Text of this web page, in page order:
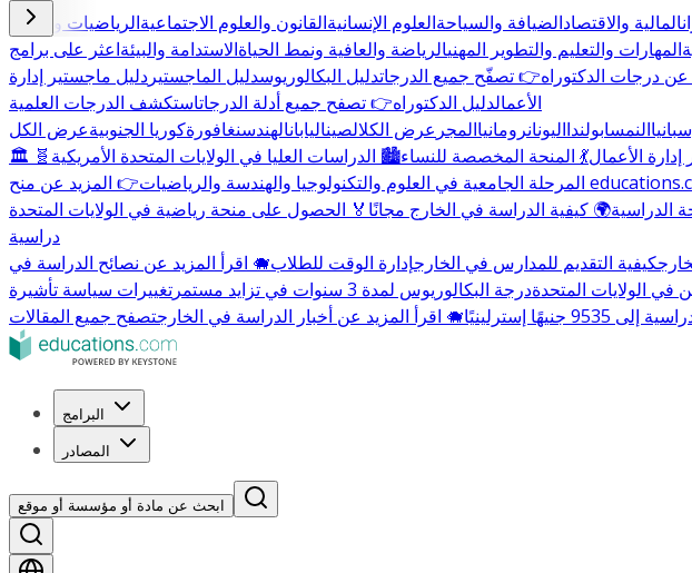
المالية والاقتصادالضيافة والسياحةالعلوم الإنسانيةالقانون والعلوم الاجتماعيةالرياضيات والعلوم
المهارات والتعليم والتطوير المهنيالرياضة والعافية ونمط الحياةالاستدامة والبيئةاعثر على برامج
عن درجات الدكتوراه👉 تصفّح جميع الدرجاتدليل البكالوريوسدليل الماجستير دليل ماجستير إدارة
الأعمالدليل الدكتوراه👉 تصفح جميع أدلة الدرجاتاستكشف الدرجات العلمية
النمسابولندااليونانرومانياالمجر عرض الكلالصيناليابانالهندسنغافورةكوريا الجنوبيةعرض الكل
الأعمال💃 المنحة المخصصة للنساء🏙️ الدراسات العليا في الولايات المتحدة الأمريكية 🧬
المرحلة الجامعية في العلوم والتكنولوجيا والهندسة والرياضيات
الدراسية🌍 كيفية الدراسة في الخارج مجانًا 🏅 الحصول على منحة رياضية في الولايات المتحدة
دراسية
كيفية التقديم للمدارس في الخارجإدارة الوقت للطلاب🐗 اقرأ المزيد عن نصائح الدراسة في
الولايات المتحدةدرجة البكالوريوس لمدة 3 سنوات في تزايد مستمر
إسترلينيًا 🐗 اقرأ المزيد عن أخبار الدراسة في الخارجتصفح جميع المقالات
البرامج
المصادر
ابحث عن مادة أو مؤسسة أو موقع